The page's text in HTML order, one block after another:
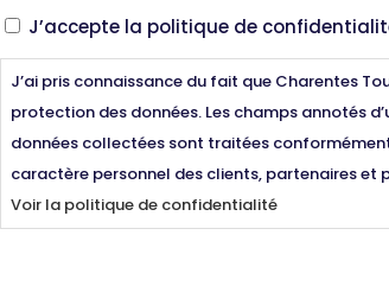
J’accepte la politique de
J’ai pris connaissance du fait que Charentes
protection des données. Les champs annotés
données collectées sont traitées
caractère personnel des clients, partenaires et
Voir la politique de confidentialité